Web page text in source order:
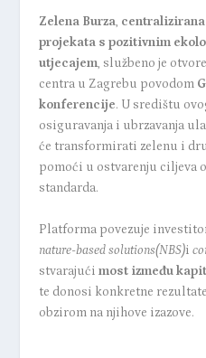
Zelena Burza,
projekata s pozitivnim
utjecajem, službeno je
centra u Zagrebu povodom
konferencije. U središtu
osiguravanja i ubrzavanja
će transformirati zelenu i
pomoći u ostvarenju ciljeva
standarda.
Platforma povezuje
nature-basedsolutions(NBS)i
stvarajući most između
te donosi konkretne
obzirom na njihove izazove.